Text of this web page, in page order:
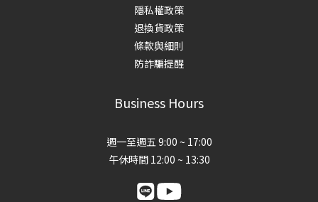
隱私權政策
退換貨政策
條款與細則
防詐騙提醒
Business Hours
週一至週五 9:00 ~ 17:00
午休時間 12:00 ~ 13:30